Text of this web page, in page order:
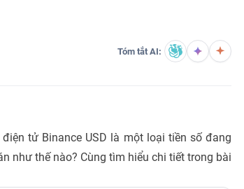
Tóm tắt AI:
tử Binance USD là một loại tiền số đang
như thế nào? Cùng tìm hiểu chi tiết trong bài